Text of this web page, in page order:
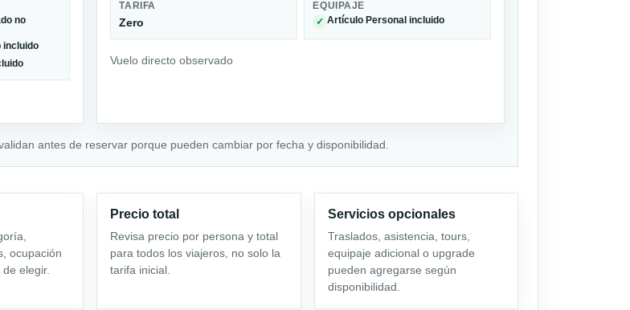
no
incluido
TARIFA
Zero
EQUIPAJE
✓ Artículo Personal incluido
Vuelo directo observado
antes de reservar porque pueden cambiar por fecha y disponibilidad.
ocupación
elegir.
Precio total
Revisa precio por persona y total
para todos los viajeros, no solo la
tarifa inicial.
Servicios opcionales
Traslados, asistencia, tours,
equipaje adicional o upgrade
pueden agregarse según
disponibilidad.